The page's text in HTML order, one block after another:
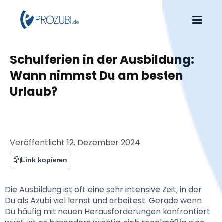
Schulferien in der Ausbildung:
Wann nimmst Du am besten
Urlaub?
Veröffentlicht 12. Dezember 2024
Link kopieren
Die Ausbildung ist oft eine sehr intensive Zeit, in der
Du als Azubi viel lernst und arbeitest. Gerade wenn
Du häufig mit neuen Herausforderungen konfrontiert